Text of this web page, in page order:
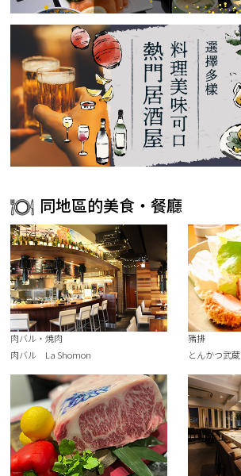
同地區的美食・餐廳
肉バル・焼肉
肉バル La Shomon
豬排
とんかつ武蔵